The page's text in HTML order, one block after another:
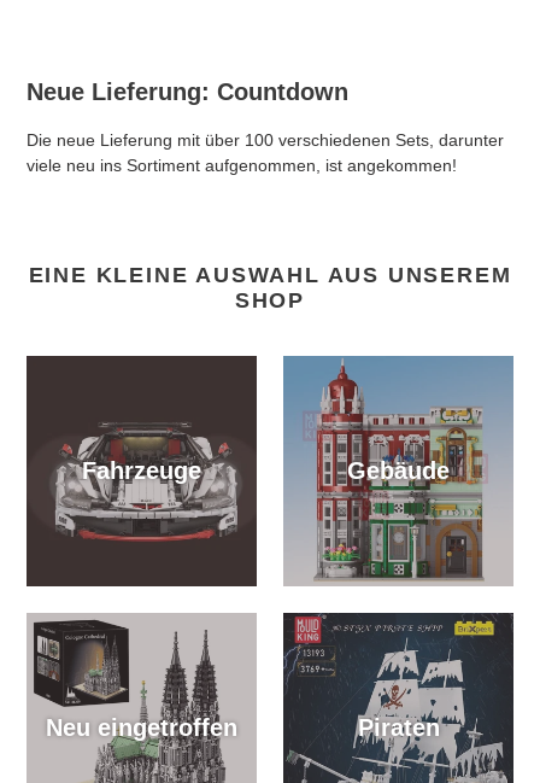
Neue Lieferung: Countdown
Die neue Lieferung mit über 100 verschiedenen Sets, darunter
viele neu ins Sortiment aufgenommen, ist angekommen!
EINE KLEINE AUSWAHL AUS UNSEREM
SHOP
Fahrzeuge Gebäude
Neu eingetroffen Piraten